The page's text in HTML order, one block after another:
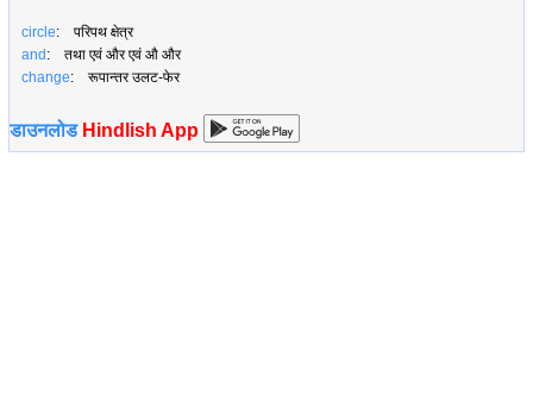
circle: परिपथ क्षेत्र
and : तथा एवं और एवं औ और
change: रूपान्तर उलट-फेर
डाउनलोड Hindlish App